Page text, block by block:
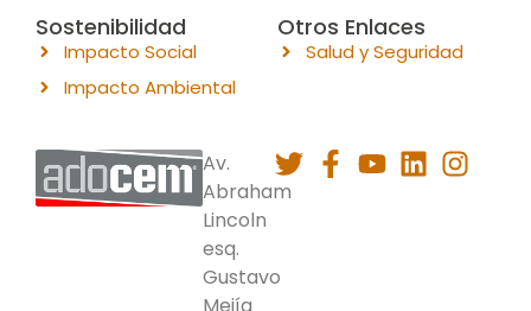
Sostenibilidad
Impacto Social
Impacto Ambiental
Otros Enlaces
Salud y Seguridad
Av.
Abraham
Lincoln
esq.
Gustavo
Mejía